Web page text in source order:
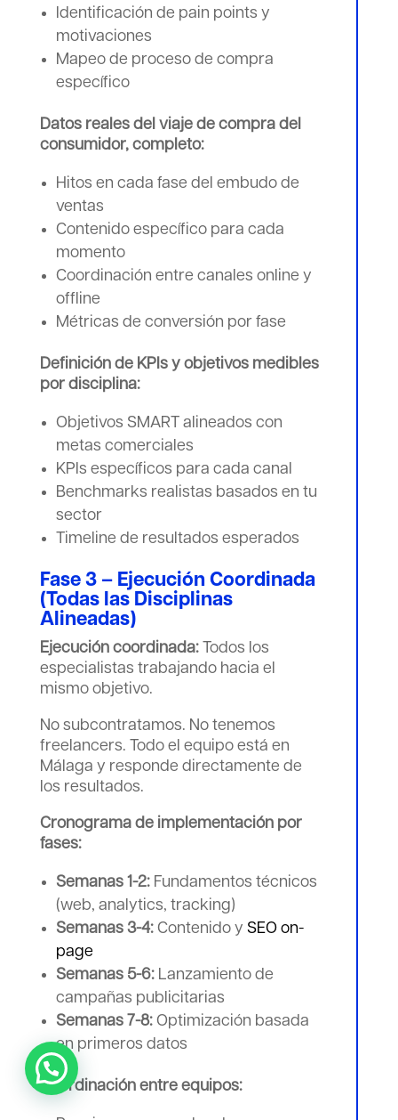
Identificación de pain points y
motivaciones
Mapeo de proceso de compra
específico
Datos reales del viaje de compra del
consumidor, completo:
Hitos en cada fase del embudo de
ventas
Contenido específico para cada
momento
Coordinación entre canales online y
offline
Métricas de conversión por fase
Definición de KPIs y objetivos medibles
por disciplina:
Objetivos SMART alineados con
metas comerciales
KPIs específicos para cada canal
Benchmarks realistas basados en tu
sector
Timeline de resultados esperados
Fase 3 – Ejecución Coordinada
(Todas las Disciplinas
Alineadas)
Ejecución coordinada:Todos los
especialistas trabajando hacia el
mismo objetivo.
No subcontratamos. No tenemos
freelancers. Todo el equipo está en
Málaga y responde directamente de
los resultados.
Cronograma de implementación por
fases:
Semanas 1-2:Fundamentos técnicos
(web, analytics, tracking)
Semanas 3-4:Contenido y SEO on-
page
Semanas 5-6:Lanzamiento de
campañas publicitarias
Semanas 7-8:Optimización basada
en primeros datos
Coordinación entre equipos: